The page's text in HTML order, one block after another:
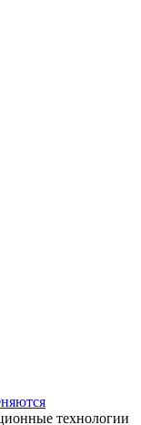
технологии